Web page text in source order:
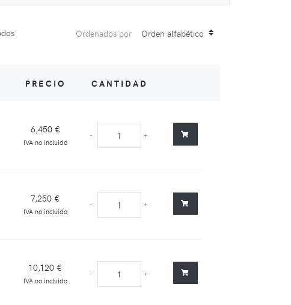
Ordenados por
PRECIO CANTIDAD
6,450 €
IVA no incluido
- +
7,250 €
IVA no incluido
- +
10,120 €
IVA no incluido
- +